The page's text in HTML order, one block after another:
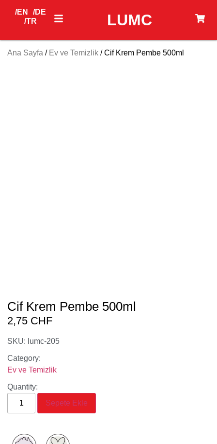
LUMC
/EN
/DE
/TR
Ana Sayfa / Ev ve Temizlik / Cif Krem Pembe 500ml
Cif Krem Pembe 500ml
2,75 CHF
SKU: lumc-205
Category:
Ev ve Temizlik
Quantity:
Sepete Ekle